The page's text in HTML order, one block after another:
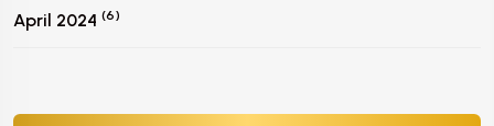
April 2024 (6)